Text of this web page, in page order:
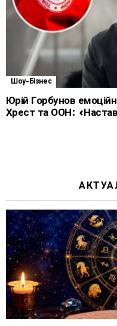
Шоу-Бізнес
Юрій Горбунов
Хрест та ООН: